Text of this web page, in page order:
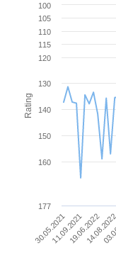
Rating
30.05.2021
11.09.202119.06.2022
100
105
110
115
120
130
140
150
160
177